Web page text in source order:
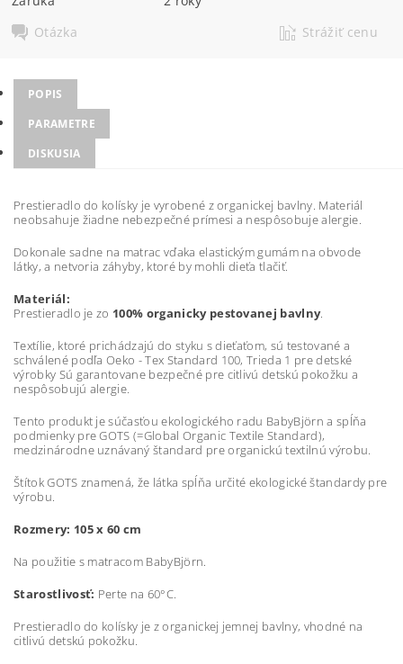
Otázka
Strážiť cenu
POPIS
PARAMETRE
DISKUSIA
Prestieradlo do kolísky je vyrobené z organickej bavlny. Materiál
neobsahuje žiadne nebezpečné prímesi a nespôsobuje alergie.
Dokonale sadne na matrac vďaka elastickým gumám na obvode
látky, a netvoria záhyby, ktoré by mohli dieťa tlačiť.
Materiál:
Prestieradlo je zo 100% organicky pestovanej bavlny.
Textílie, ktoré prichádzajú do styku s dieťaťom, sú testované a
schválené podľa Oeko - Tex Standard 100, Trieda 1 pre detské
výrobky Sú garantovane bezpečné pre citlivú detskú pokožku a
nespôsobujú alergie.
Tento produkt je súčasťou ekologického radu BabyBjörn a spĺňa
podmienky pre GOTS (=Global Organic Textile Standard),
medzinárodne uznávaný štandard pre organickú textilnú výrobu.
Štítok GOTS znamená, že látka spĺňa určité ekologické štandardy pre
výrobu.
Rozmery: 105 x 60 cm
Na použitie s matracom BabyBjörn.
Starostlivosť: Perte na 60°C.
Prestieradlo do kolísky je z organickej jemnej bavlny, vhodné na
citlivú detskú pokožku.